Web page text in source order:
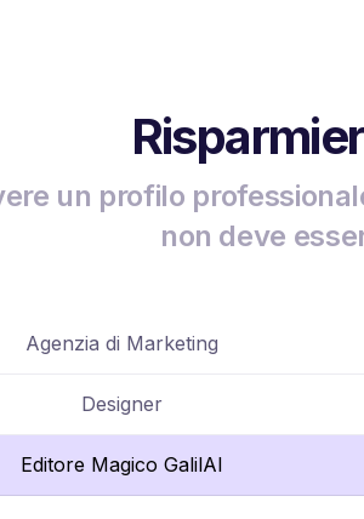
un profilo
non deve
Agenzia di Marketing
Designer
Editore Magico GalilAI